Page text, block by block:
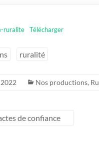
ruralite Télécharger
ruralité
Nos productions,
de confiance